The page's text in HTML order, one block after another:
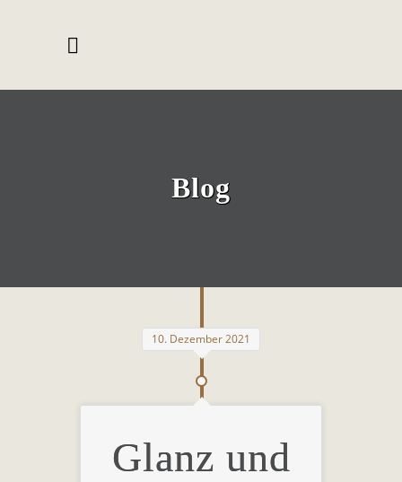
Blog
10. Dezember 2021
Glanz und